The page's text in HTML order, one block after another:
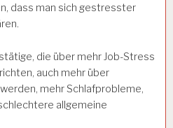
dass man sich gestresster
die über mehr Job-Stress
auch mehr über
mehr Schlafprobleme,
allgemeine